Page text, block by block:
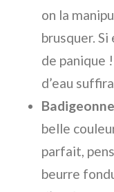
on la
brusquer.
de panique
d’eau
belle
parfait,
beurre